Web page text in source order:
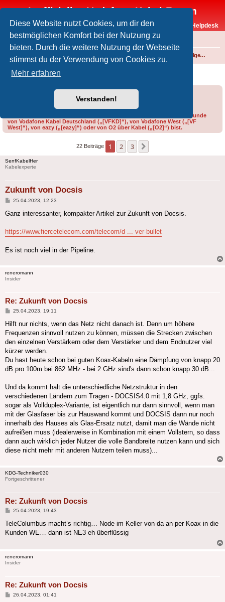
Diese Website nutzt Cookies, um dir den
bestmöglichen Komfort bei der Nutzung zu
bieten. Durch die weitere Nutzung der Webseite
stimmst du der Verwendung von Cookies zu.
Mehr erfahren
Verstanden!
Inoffizielles Vodafone-Kabel-Forum
Vodafone-Kabel-Helpdesk
FAQ
Foren-Übersicht Technik allgemein
Zukunft von Docsis
Bitte gib bei der Erstellung eines Threads im Feld „Präfix“ an, ob du Kunde
von Vodafone Kabel Deutschland („[VFKD]“), von Vodafone West („[VF
West]“), von eazy („[eazy]“) oder von O2 über Kabel („[O2]“) bist.
22 Beiträge 1 2 3
SenfKabelHer
Kabelexperte
Zukunft von Docsis
Beitrag
25.04.2023, 12:23
Ganz interessanter, kompakter Artikel zur Zukunft von Docsis.
https://www.fiercetelecom.com/telecom/d ... ver-bullet
Es ist noch viel in der Pipeline.
reneromann
Insider
Re: Zukunft von Docsis
Beitrag
25.04.2023, 19:11
Hilft nur nichts, wenn das Netz nicht danach ist. Denn um höhere
Frequenzen sinnvoll nutzen zu können, müssen die Strecken zwischen
den einzelnen Verstärkern oder dem Verstärker und dem Endnutzer viel
kürzer werden.
Du hast heute schon bei guten Koax-Kabeln eine Dämpfung von knapp 20
dB pro 100m bei 862 MHz - bei 2 GHz sind's dann schon knapp 30 dB...
Und da kommt halt die unterschiedliche Netzstruktur in den
verschiedenen Ländern zum Tragen - DOCSIS4.0 mit 1,8 GHz, ggfs.
sogar als Vollduplex-Variante, ist eigentlich nur dann sinnvoll, wenn man
mit der Glasfaser bis zur Hauswand kommt und DOCSIS dann nur noch
innerhalb des Hauses als Glas-Ersatz nutzt, damit man die Wände nicht
aufreißen muss (idealerweise in Kombination mit einem Vollstern, so dass
dann auch wirklich jeder Nutzer die volle Bandbreite nutzen kann und sich
diese nicht mehr mit anderen Nutzern teilen muss)...
KDG-Techniker030
Fortgeschrittener
Re: Zukunft von Docsis
Beitrag
25.04.2023, 19:43
TeleColumbus macht’s richtig… Node im Keller von da an per Koax in die
Kunden WE… dann ist NE3 eh überflüssig
reneromann
Insider
Re: Zukunft von Docsis
Beitrag
26.04.2023, 01:41